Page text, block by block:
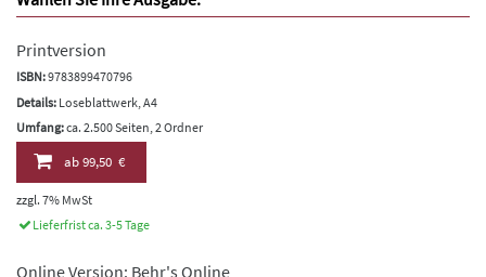
Printversion
ISBN:9783899470796
Details: Loseblattwerk, A4
Umfang:ca. 2.500 Seiten, 2 Ordner
ab99,50 €
zzgl. 7% MwSt
Lieferfrist ca. 3-5 Tage
Online Version: Behr's Online